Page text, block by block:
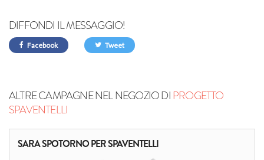
DIFFONDI IL MESSAGGIO!
Facebook Tweet
ALTRE CAMPAGNE NEL NEGOZIO DIPROGETTO
SPAVENTELLI
SARA SPOTORNO PER SPAVENTELLI